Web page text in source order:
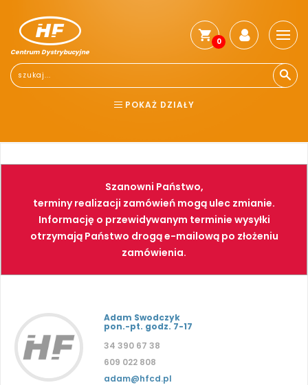
Centrum Dystrybucyjne
0
POKAŻ DZIAŁY
NARZĘDZIA SPAWALNICTWO
FARBY PNEUMATYKA
Szanowni Państwo,
terminy realizacji zamówień mogą ulec zmianie.
Informację o przewidywanym terminie wysyłki
otrzymają Państwo drogą e-mailową po złożeniu
zamówienia.
Adam Swodczyk
pon.-pt. godz. 7-17
34 390 67 38
609 022 808
adam@hfcd.pl